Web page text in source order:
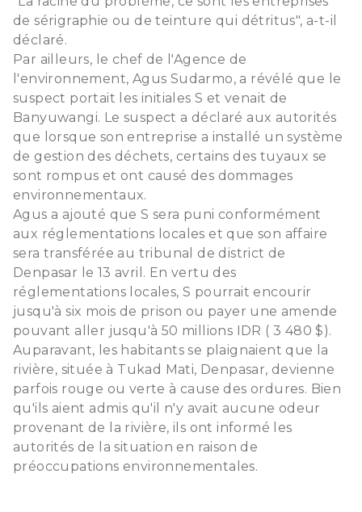
de sérigraphie ou de teinture qui détritus", a-t-il
déclaré.
Par ailleurs, le chef de l'Agence de
l'environnement, Agus Sudarmo, a révélé que le
suspect portait les initiales S et venait de
Banyuwangi. Le suspect a déclaré aux autorités
que lorsque son entreprise a installé un système
de gestion des déchets, certains des tuyaux se
sont rompus et ont causé des dommages
environnementaux.
Agus a ajouté que S sera puni conformément
aux réglementations locales et que son affaire
sera transférée au tribunal de district de
Denpasar le 13 avril. En vertu des
réglementations locales, S pourrait encourir
jusqu'à six mois de prison ou payer une amende
pouvant aller jusqu'à 50 millions IDR ( 3 480 $).
Auparavant, les habitants se plaignaient que la
rivière, située à Tukad Mati, Denpasar, devienne
parfois rouge ou verte à cause des ordures. Bien
qu'ils aient admis qu'il n'y avait aucune odeur
provenant de la rivière, ils ont informé les
autorités de la situation en raison de
préoccupations environnementales.